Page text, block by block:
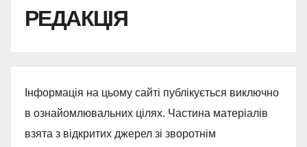
РЕДАКЦІЯ
Інформація на цьому сайті публікується виключно
в ознайомлювальних цілях. Частина матеріалів
взята з відкритих джерел зі зворотнім